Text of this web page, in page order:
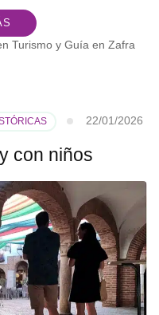
Turismo y Guía en Zafra
22/01/2026
con niños